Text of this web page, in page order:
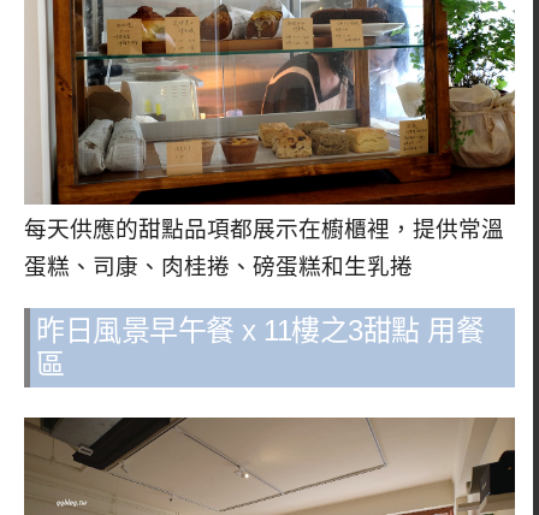
每天供應的甜點品項都展示在櫥櫃裡，提供常溫
蛋糕、司康、肉桂捲、磅蛋糕和生乳捲
昨日風景早午餐 x 11樓之3甜點 用餐
區